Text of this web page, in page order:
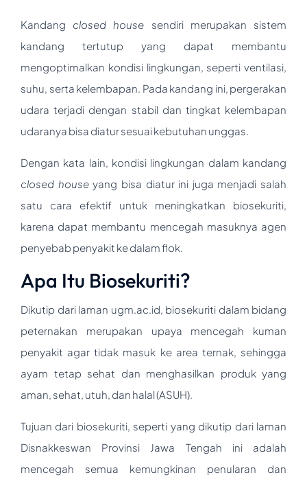
Kandang closed house sendiri merupakan sistem
kandang tertutup yang dapat membantu
mengoptimalkan kondisi lingkungan, seperti ventilasi,
suhu, serta kelembapan. Pada kandang ini, pergerakan
udara terjadi dengan stabil dan tingkat kelembapan
udaranya bisa diatur sesuai kebutuhan unggas.
Dengan kata lain, kondisi lingkungan dalam kandang
closed houseyang bisa diatur ini juga menjadi salah
satu cara efektif untuk meningkatkan biosekuriti,
karena dapat membantu mencegah masuknya agen
penyebab penyakit ke dalam flok.
Apa Itu Biosekuriti?
Dikutip dari laman ugm.ac.id, biosekuriti dalam bidang
peternakan merupakan upaya mencegah kuman
penyakit agar tidak masuk ke area ternak, sehingga
ayam tetap sehat dan menghasilkan produk yang
aman, sehat, utuh, dan halal (ASUH).
Tujuan dari biosekuriti, seperti yang dikutip dari laman
Disnakkeswan Provinsi Jawa Tengah ini adalah
mencegah semua kemungkinan penularan dan